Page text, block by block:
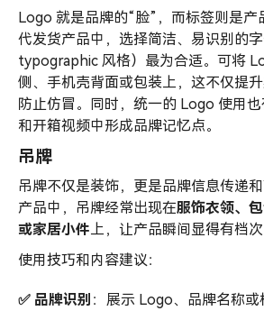
Logo 就是品牌的“脸”，而标签则是产
代发货产品中，选择简洁、易识别的
typographic 风格）最为合适。可将
侧、手机壳背面或包装上，这不仅提
防止仿冒。同时，统一的 Logo 使用
和开箱视频中形成品牌记忆点。
吊牌
吊牌不仅是装饰，更是品牌信息传递
产品中，吊牌经常出现在服饰衣领、
或家居小件上，让产品瞬间显得有档次
使用技巧和内容建议：
✅ 品牌识别 ：展示 Logo、品牌名称